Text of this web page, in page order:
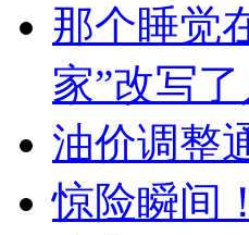
那个睡觉
家”改写
油价调整
惊险瞬间